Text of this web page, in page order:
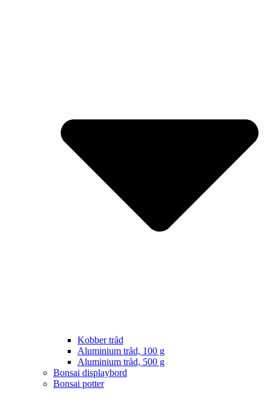
Kobber tråd
Aluminium tråd, 100 g
Aluminium tråd, 500 g
Bonsai displaybord
Bonsai potter